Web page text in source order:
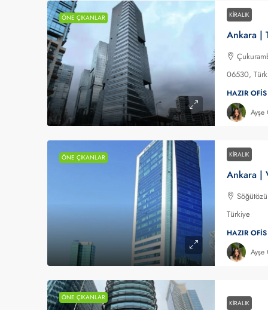
ÖNE ÇIKANLAR KIRALIK
06530,
HAZIR OFIS
Ayşe
ÖNE ÇIKANLAR KIRALIK
Türkiye
HAZIR OFIS
Ayşe
ÖNE ÇIKANLAR
KIRALIK